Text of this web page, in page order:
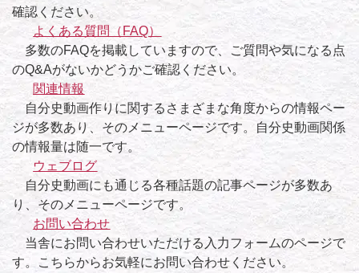
確認ください。
よくある質問（FAQ）
多数のFAQを掲載していますので、ご質問や気になる点
のQ&Aがないかどうかご確認ください。
関連情報
自分史動画作りに関するさまざまな角度からの情報ペー
ジが多数あり、そのメニューページです。自分史動画関係
の情報量は随一です。
ウェブログ
自分史動画にも通じる各種話題の記事ページが多数あ
り、そのメニューページです。
お問い合わせ
当舎にお問い合わせいただける入力フォームのページで
す。こちらからお気軽にお問い合わせください。